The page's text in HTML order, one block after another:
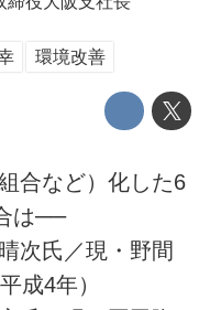
環境改善
合など）化した6
は──
次氏／現・野間
成4年）